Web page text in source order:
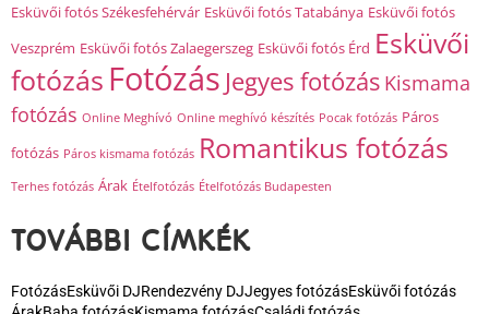
Esküvői fotós Székesfehérvár Esküvői fotós Tatabánya Esküvői fotós
Veszprém Esküvői fotós Zalaegerszeg Esküvői fotós Érd Esküvői
fotózás Fotózás Jegyes fotózás Kismama
fotózás Online Meghívó Online meghívó készítés Pocak fotózás Páros
fotózás Páros kismama fotózás Romantikus fotózás
Terhes fotózás Árak Ételfotózás Ételfotózás Budapesten
TOVÁBBI CÍMKÉK
FotózásEsküvői DJRendezvény DJJegyes fotózásEsküvői fotózás